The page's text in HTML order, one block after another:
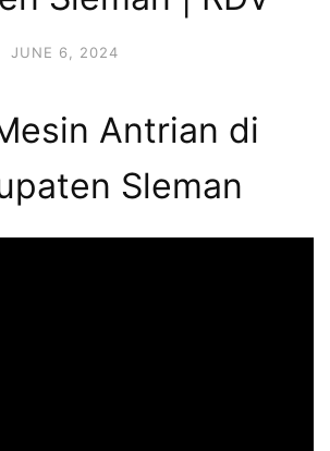
JUNE 6, 2024
Antrian di
Sleman